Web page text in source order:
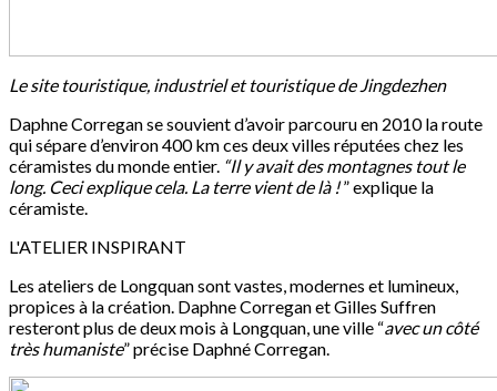
Le site touristique, industriel et touristique de Jingdezhen
Daphne Corregan se souvient d’avoir parcouru en 2010 la route
qui sépare d’environ 400 km ces deux villes réputées chez les
céramistes du monde entier. “Il y avait des montagnes tout le
long. Ceci explique cela. La terre vient de là !” explique la
céramiste.
L'ATELIER INSPIRANT
Les ateliers de Longquan sont vastes, modernes et lumineux,
propices à la création. Daphne Corregan et Gilles Suffren
resteront plus de deux mois à Longquan, une ville “avec un côté
très humaniste” précise Daphné Corregan.